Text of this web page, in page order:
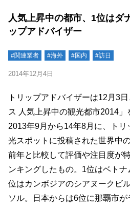
人気上昇中の都市、1位はダ
ップアドバイザー
#関連業者 #海外 #国内 #訪日
2014年12月4日
トリップアドバイザーは12月3
ス 人気上昇中の観光都市2014」
2013年9月から14年8月に、ト
光スポットに投稿された世界中
前年と比較して評価や注目度が
ンキングしたもの。1位はベト
位はカンボジアのシアヌークビ
ソル。日本からは6位に那覇市